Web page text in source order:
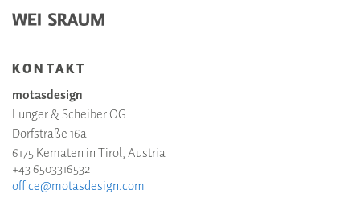
KONTAKT
motasdesign
Lunger & Scheiber OG
Dorfstraße 16a
6175 Kematen in Tirol, Austria
+43 6503316532
office@motasdesign.com